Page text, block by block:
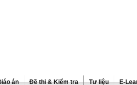
án Đề thi & Kiểm tra Tư liệu E-